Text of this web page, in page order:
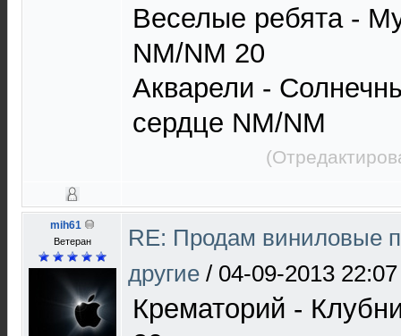
Веселые ребята -
NM/NM 20
Aкварели -
сердце NM/NM
mih61
Ветеран
RE: Продам виниловые
другие / 04-09-2013 22:07
Крематорий -